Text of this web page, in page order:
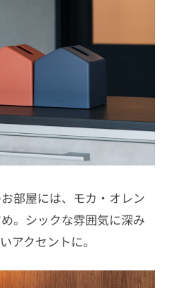
部屋には、モカ‧オレン
。シックな雰囲気に深み
アクセントに。